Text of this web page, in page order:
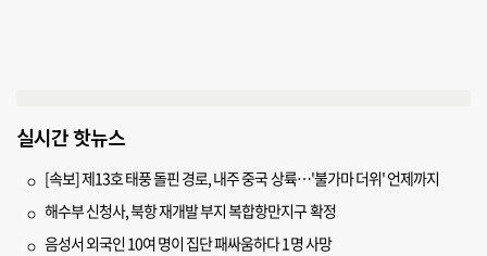
실시간 핫뉴스
[속보] 제13호 태풍 돌핀 경로, 내주 중국 상륙…'불가마 더위' 언제까지
해수부 신청사, 북항 재개발 부지 복합항만지구 확정
음성서 외국인 10여 명이 집단 패싸움하다 1명 사망